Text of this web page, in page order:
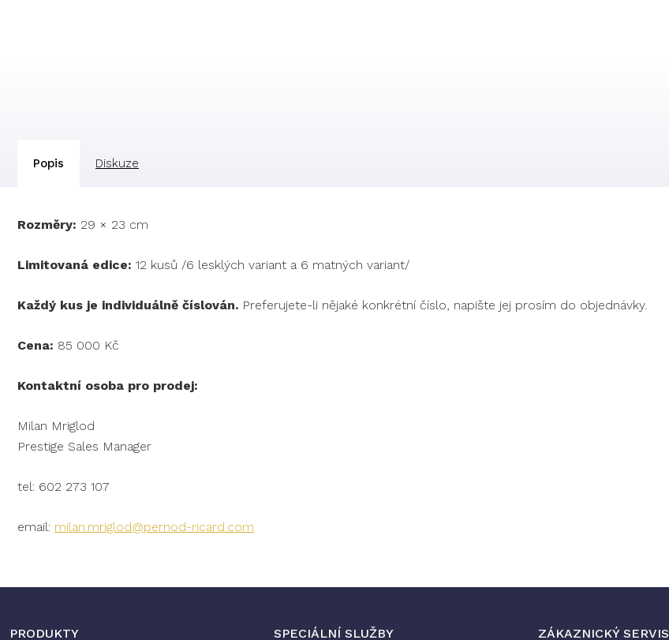
Popis Diskuze
Rozměry: 29 × 23 cm
Limitovaná edice: 12 kusů /6 lesklých variant a 6 matných variant/
Každý kus je individuálně číslován. Preferujete-li nějaké konkrétní číslo, napište jej prosím do objednávky.
Cena: 85 000 Kč
Kontaktní osoba pro prodej:
Milan Mriglod
Prestige Sales Manager
tel: 602 273 107
email: milan.mriglod@pernod-ricard.com
PRODUKTY SPECIÁLNÍ SLUŽBY ZÁKAZNICKÝ SERVIS